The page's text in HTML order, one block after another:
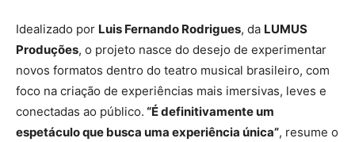
Idealizado por Luis Fernando Rodrigues, da LUMUS
Produções, o projeto nasce do desejo de experimentar
novos formatos dentro do teatro musical brasileiro, com
foco na criação de experiências mais imersivas, leves e
conectadas ao público. “É definitivamente um
espetáculo que busca uma experiência única”, resume o